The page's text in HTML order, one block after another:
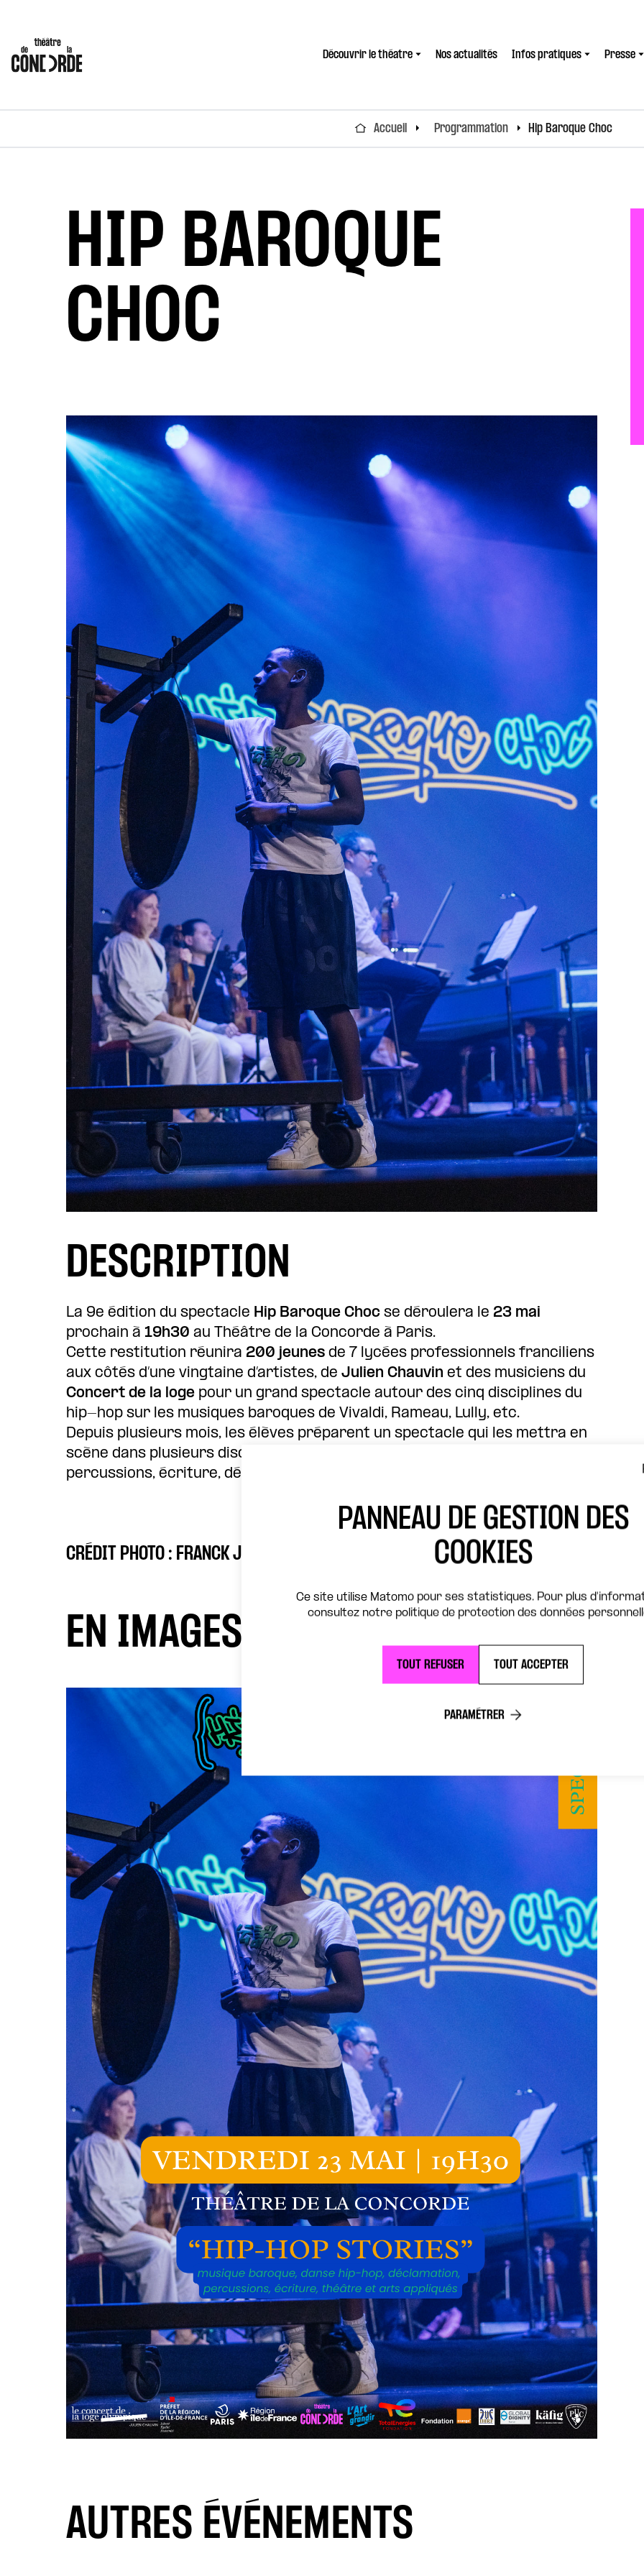
Découvrir le théatre Nos actualités Infos pratiques Presse
Accueil Programmation Hip Baroque Choc
HIP BAROQUE
CHOC
DESCRIPTION
La 9e édition du spectacle Hip Baroque Choc se déroulera le 23 mai
prochain à 19h30 au Théâtre de la Concorde à Paris.
Cette restitution réunira 200 jeunes de 7 lycées professionnels franciliens
aux côtés d’une vingtaine d’artistes, de Julien Chauvin et des musiciens du
Concert de la loge pour un grand spectacle autour des cinq disciplines du
hip-hop sur les musiques baroques de Vivaldi, Rameau, Lully, etc.
Depuis plusieurs mois, les élèves préparent un spectacle qui les mettra en
scène dans plusieurs disciplines : musique baroque, danse hip-hop,
percussions, écriture, déclamation, arts appliqués et graff.
CRÉDIT PHOTO : FRANCK JUERY
EN IMAGES
AUTRES ÉVÉNEMENTS
PANNEAU DE GESTION DES
COOKIES
Ce site utilise Matomo pour ses statistiques. Pour plus
consultez notre politique de protection des données
TOUT REFUSER TOUT ACCEPTER
PARAMÉTRER